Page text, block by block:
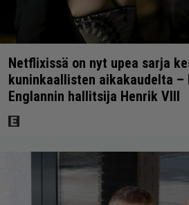
Netflixissä on nyt upea sarja
kuninkaallisten aikakaudelta –
Englannin hallitsija Henrik VIII